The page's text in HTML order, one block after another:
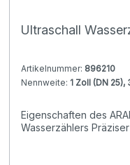
Ultraschall
Artikelnummer: 896210
Nennweite: 1 Zoll (DN
Eigenschaften des
Wasserzählers